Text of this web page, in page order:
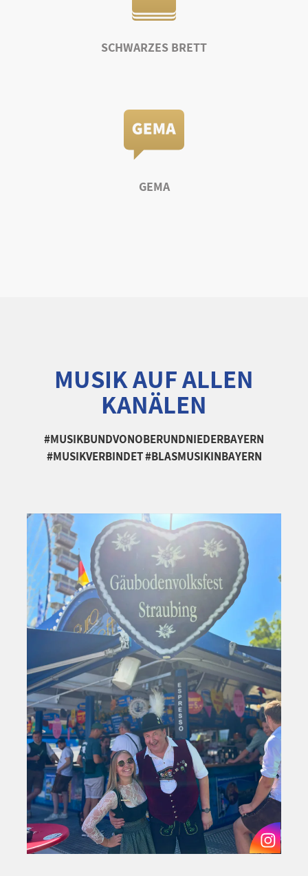
SCHWARZES BRETT
GEMA
MUSIK AUF ALLEN
KANÄLEN
#MUSIKBUNDVONOBERUNDNIEDERBAYERN
#MUSIKVERBINDET #BLASMUSIKINBAYERN